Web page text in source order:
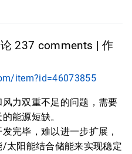
237 comments | 作
item?id=46073855
力双重不足的问题，需要
能源短缺。
完毕，难以进一步扩展，
太阳能结合储能来实现稳定